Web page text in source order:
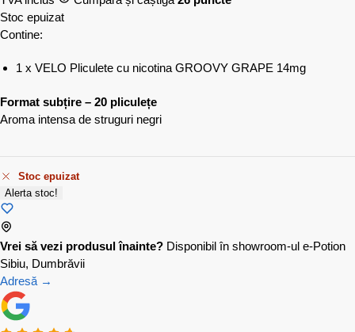
Stoc epuizat
Contine:
1 x VELO Pliculete cu nicotina GROOVY GRAPE 14mg
Format subțire – 20 pliculețe
Aroma intensa de struguri negri
Stoc epuizat
Alerta stoc!
Vrei să vezi produsul înainte? Disponibil în showroom-ul e-Potion
Sibiu, Dumbrăvii
Adresă →